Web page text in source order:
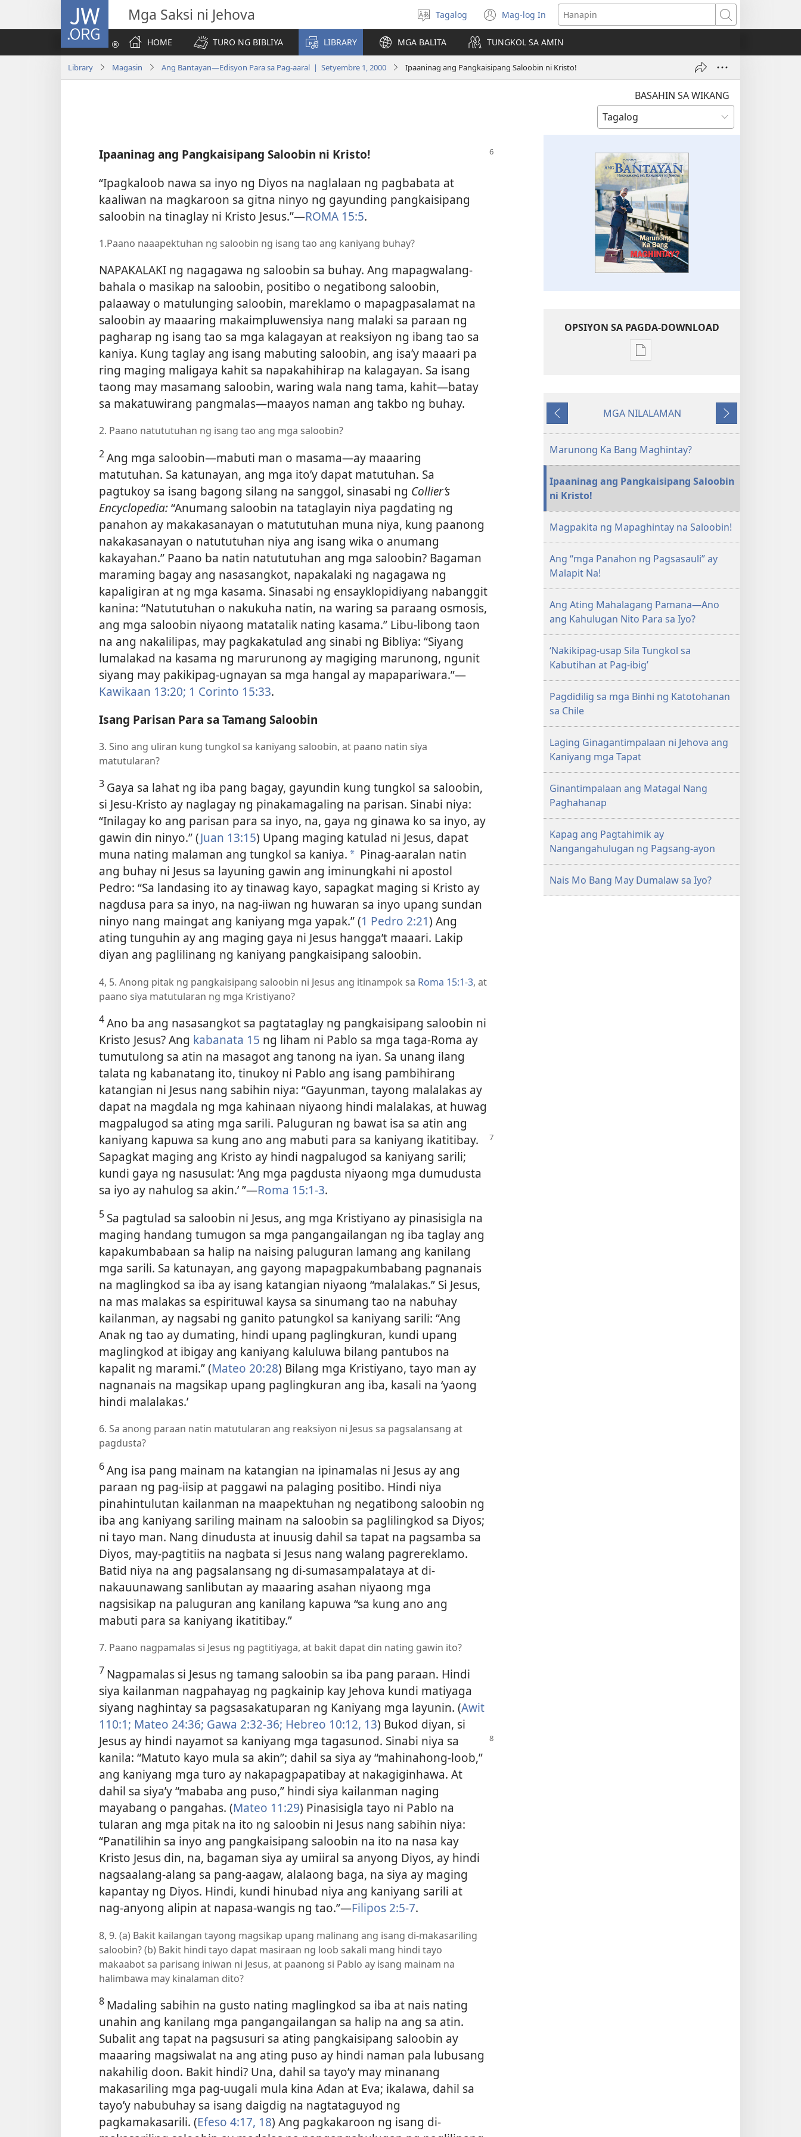
JW.ORG Mga Saksi ni Jehova
Pumili
ng
wika
Tagalog Mag-log In
(may
bubukas
na
bagong
window)
Hanapin
HOME
TURO NG BIBLIYA LIBRARY MGA BALITA TUNGKOL SA AMIN
Library Magasin Ang Bantayan—Edisyon Para sa Pag-aaral | Setyembre 1, 2000 Ipaaninag ang Pangkaisipang Saloobin ni Kristo!
BASAHIN SA WIKANG
Ipaaninag ang Pangkaisipang Saloobin ni Kristo!
“Ipagkaloob nawa sa inyo ng Diyos na naglalaan ng pagbabata at
kaaliwan na magkaroon sa gitna ninyo ng gayunding pangkaisipang
saloobin na tinaglay ni Kristo Jesus.”​—ROMA 15:5.
1.Paano naaapektuhan ng saloobin ng isang tao ang kaniyang buhay?
NAPAKALAKI ng nagagawa ng saloobin sa buhay. Ang mapagwalang-
bahala o masikap na saloobin, positibo o negatibong saloobin,
palaaway o matulunging saloobin, mareklamo o mapagpasalamat na
saloobin ay maaaring makaimpluwensiya nang malaki sa paraan ng
pagharap ng isang tao sa mga kalagayan at reaksiyon ng ibang tao sa
kaniya. Kung taglay ang isang mabuting saloobin, ang isa’y maaari pa
ring maging maligaya kahit sa napakahihirap na kalagayan. Sa isang
taong may masamang saloobin, waring wala nang tama, kahit​—batay
sa makatuwirang pangmalas​—maayos naman ang takbo ng buhay.
2. Paano natututuhan ng isang tao ang mga saloobin?
2Ang mga saloobin​—mabuti man o masama​—ay maaaring
matutuhan. Sa katunayan, ang mga ito’y dapat matutuhan. Sa
pagtukoy sa isang bagong silang na sanggol, sinasabi ng Collier’s
Encyclopedia:“Anumang saloobin na tataglayin niya pagdating ng
panahon ay makakasanayan o matututuhan muna niya, kung paanong
nakakasanayan o natututuhan niya ang isang wika o anumang
kakayahan.” Paano ba natin natututuhan ang mga saloobin? Bagaman
maraming bagay ang nasasangkot, napakalaki ng nagagawa ng
kapaligiran at ng mga kasama. Sinasabi ng ensayklopidiyang nabanggit
kanina: “Natututuhan o nakukuha natin, na waring sa paraang osmosis,
ang mga saloobin niyaong matatalik nating kasama.” Libu-libong taon
na ang nakalilipas, may pagkakatulad ang sinabi ng Bibliya: “Siyang
lumalakad na kasama ng marurunong ay magiging marunong, ngunit
siyang may pakikipag-ugnayan sa mga hangal ay mapapariwara.”​—
Kawikaan 13:20; 1 Corinto 15:33.
Isang Parisan Para sa Tamang Saloobin
3. Sino ang uliran kung tungkol sa kaniyang saloobin, at paano natin siya
matutularan?
3 Gaya sa lahat ng iba pang bagay, gayundin kung tungkol sa saloobin,
si Jesu-Kristo ay naglagay ng pinakamagaling na parisan. Sinabi niya:
“Inilagay ko ang parisan para sa inyo, na, gaya ng ginawa ko sa inyo, ay
gawin din ninyo.” (Juan 13:15) Upang maging katulad ni Jesus, dapat
muna nating malaman ang tungkol sa kaniya. * Pinag-aaralan natin
ang buhay ni Jesus sa layuning gawin ang iminungkahi ni apostol
Pedro: “Sa landasing ito ay tinawag kayo, sapagkat maging si Kristo ay
nagdusa para sa inyo, na nag-iiwan ng huwaran sa inyo upang sundan
ninyo nang maingat ang kaniyang mga yapak.” (1 Pedro 2:21) Ang
ating tunguhin ay ang maging gaya ni Jesus hangga’t maaari. Lakip
diyan ang paglilinang ng kaniyang pangkaisipang saloobin.
4, 5. Anong pitak ng pangkaisipang saloobin ni Jesus ang itinampok sa Roma 15:1-3, at
paano siya matutularan ng mga Kristiyano?
4Ano ba ang nasasangkot sa pagtataglay ng pangkaisipang saloobin ni
Kristo Jesus? Ang kabanata 15 ng liham ni Pablo sa mga taga-Roma ay
tumutulong sa atin na masagot ang tanong na iyan. Sa unang ilang
talata ng kabanatang ito, tinukoy ni Pablo ang isang pambihirang
katangian ni Jesus nang sabihin niya: “Gayunman, tayong malalakas ay
dapat na magdala ng mga kahinaan niyaong hindi malalakas, at huwag
magpalugod sa ating mga sarili. Paluguran ng bawat isa sa atin ang
kaniyang kapuwa sa kung ano ang mabuti para sa kaniyang ikatitibay.
Sapagkat maging ang Kristo ay hindi nagpalugod sa kaniyang sarili;
kundi gaya ng nasusulat: ‘Ang mga pagdusta niyaong mga dumudusta
sa iyo ay nahulog sa akin.’ ”​—Roma 15:1-3.
5 Sa pagtulad sa saloobin ni Jesus, ang mga Kristiyano ay pinasisigla na
maging handang tumugon sa mga pangangailangan ng iba taglay ang
kapakumbabaan sa halip na naising paluguran lamang ang kanilang
mga sarili. Sa katunayan, ang gayong mapagpakumbabang pagnanais
na maglingkod sa iba ay isang katangian niyaong “malalakas.” Si Jesus,
na mas malakas sa espirituwal kaysa sa sinumang tao na nabuhay
kailanman, ay nagsabi ng ganito patungkol sa kaniyang sarili: “Ang
Anak ng tao ay dumating, hindi upang paglingkuran, kundi upang
maglingkod at ibigay ang kaniyang kaluluwa bilang pantubos na
kapalit ng marami.” (Mateo 20:28) Bilang mga Kristiyano, tayo man ay
nagnanais na magsikap upang paglingkuran ang iba, kasali na ‘yaong
hindi malalakas.’
6. Sa anong paraan natin matutularan ang reaksiyon ni Jesus sa pagsalansang at
pagdusta?
6Ang isa pang mainam na katangian na ipinamalas ni Jesus ay ang
paraan ng pag-iisip at paggawi na palaging positibo. Hindi niya
pinahintulutan kailanman na maapektuhan ng negatibong saloobin ng
iba ang kaniyang sariling mainam na saloobin sa paglilingkod sa Diyos;
ni tayo man. Nang dinudusta at inuusig dahil sa tapat na pagsamba sa
Diyos, may-pagtitiis na nagbata si Jesus nang walang pagrereklamo.
Batid niya na ang pagsalansang ng di-sumasampalataya at di-
nakauunawang sanlibutan ay maaaring asahan niyaong mga
nagsisikap na paluguran ang kanilang kapuwa “sa kung ano ang
mabuti para sa kaniyang ikatitibay.”
7. Paano nagpamalas si Jesus ng pagtitiyaga, at bakit dapat din nating gawin ito?
7 Nagpamalas si Jesus ng tamang saloobin sa iba pang paraan. Hindi
siya kailanman nagpahayag ng pagkainip kay Jehova kundi matiyaga
siyang naghintay sa pagsasakatuparan ng Kaniyang mga layunin. (Awit
110:1; Mateo 24:36; Gawa 2:32-36; Hebreo 10:12, 13) Bukod diyan, si
Jesus ay hindi nayamot sa kaniyang mga tagasunod. Sinabi niya sa
kanila: “Matuto kayo mula sa akin”; dahil sa siya ay “mahinahong-loob,”
ang kaniyang mga turo ay nakapagpapatibay at nakagiginhawa. At
dahil sa siya’y “mababa ang puso,” hindi siya kailanman naging
mayabang o pangahas. (Mateo 11:29) Pinasisigla tayo ni Pablo na
tularan ang mga pitak na ito ng saloobin ni Jesus nang sabihin niya:
“Panatilihin sa inyo ang pangkaisipang saloobin na ito na nasa kay
Kristo Jesus din, na, bagaman siya ay umiiral sa anyong Diyos, ay hindi
nagsaalang-alang sa pang-aagaw, alalaong baga, na siya ay maging
kapantay ng Diyos. Hindi, kundi hinubad niya ang kaniyang sarili at
nag-anyong alipin at napasa-wangis ng tao.”​—Filipos 2:5-7.
8, 9. (a) Bakit kailangan tayong magsikap upang malinang ang isang di-makasariling
saloobin? (b) Bakit hindi tayo dapat masiraan ng loob sakali mang hindi tayo
makaabot sa parisang iniwan ni Jesus, at paanong si Pablo ay isang mainam na
halimbawa may kinalaman dito?
8 Madaling sabihin na gusto nating maglingkod sa iba at nais nating
unahin ang kanilang mga pangangailangan sa halip na ang sa atin.
Subalit ang tapat na pagsusuri sa ating pangkaisipang saloobin ay
maaaring magsiwalat na ang ating puso ay hindi naman pala lubusang
nakahilig doon. Bakit hindi? Una, dahil sa tayo’y may minanang
makasariling mga pag-uugali mula kina Adan at Eva; ikalawa, dahil sa
tayo’y nabubuhay sa isang daigdig na nagtataguyod ng
pagkamakasarili. (Efeso 4:17, 18) Ang pagkakaroon ng isang di-
OPSIYON SA PAGDA-DOWNLOAD
Opsiyon
ng
ANG
BANTAYAN
EDISYON
SA
PAG-
AARAL
Setyembre 1,
Nauna
MGA NILALAMAN
Susunod
Marunong Ka Bang Maghintay?
Ipaaninag ang Pangkaisipang Saloobin
ni Kristo!
Magpakita ng Mapaghintay na Saloobin!
Ang “mga Panahon ng Pagsasauli” ay
Malapit Na!
Ang Ating Mahalagang Pamana—Ano
ang Kahulugan Nito Para sa Iyo?
‘Nakikipag-usap Sila Tungkol sa
Kabutihan at Pag-ibig’
Pagdidilig sa mga Binhi ng Katotohanan
sa Chile
Laging Ginagantimpalaan ni Jehova ang
Kaniyang mga Tapat
Ginantimpalaan ang Matagal Nang
Paghahanap
Kapag ang Pagtahimik ay
Nangangahulugan ng Pagsang-ayon
Nais Mo Bang May Dumalaw sa Iyo?